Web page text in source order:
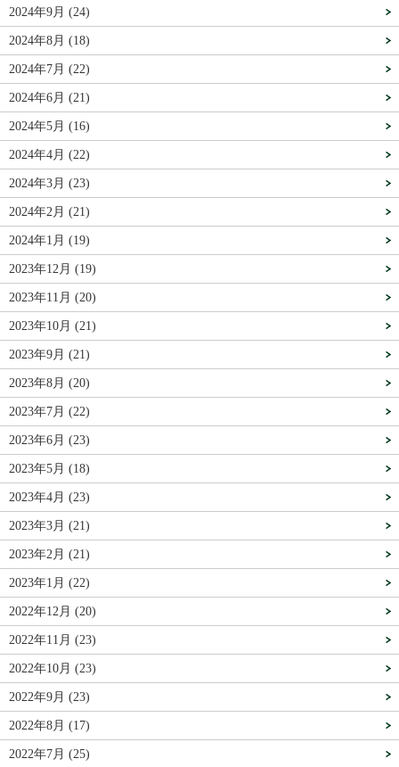
2024年9月 (24)
2024年8月 (18)
2024年7月 (22)
2024年6月 (21)
2024年5月 (16)
2024年4月 (22)
2024年3月 (23)
2024年2月 (21)
2024年1月 (19)
2023年12月 (19)
2023年11月 (20)
2023年10月 (21)
2023年9月 (21)
2023年8月 (20)
2023年7月 (22)
2023年6月 (23)
2023年5月 (18)
2023年4月 (23)
2023年3月 (21)
2023年2月 (21)
2023年1月 (22)
2022年12月 (20)
2022年11月 (23)
2022年10月 (23)
2022年9月 (23)
2022年8月 (17)
2022年7月 (25)